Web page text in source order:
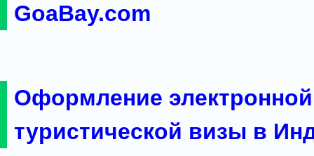
GoaBay.com
Оформление электронной
туристической визы в